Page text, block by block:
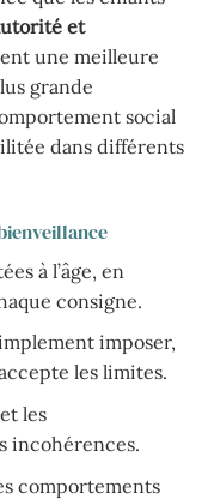
et
une meilleure
grande
social
dans différents
à l’âge, en
consigne.
imposer,
les limites.
les
incohérences.
comportements